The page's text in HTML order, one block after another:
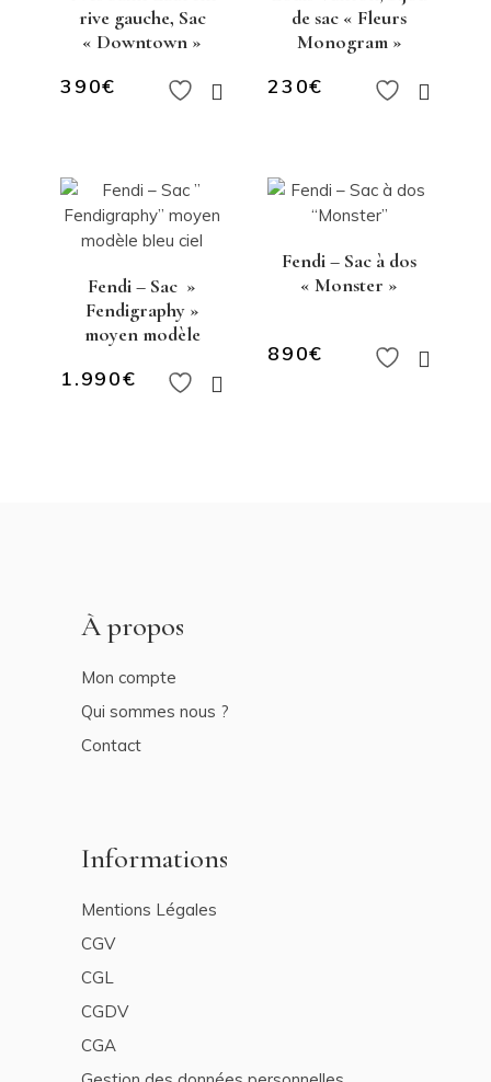
rive gauche, Sac
« Downtown »
390€
de sac « Fleurs
Monogram »
230€
Fendi – Sac »
Fendigraphy »
moyen modèle
1.990€
Fendi – Sac à dos
« Monster »
890€
À propos
Mon compte
Qui sommes nous ?
Contact
Informations
Mentions Légales
CGV
CGL
CGDV
CGA